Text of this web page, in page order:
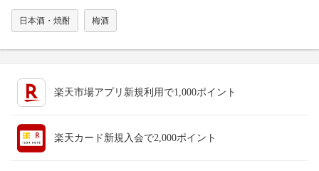
日本酒・焼酎 梅酒
楽天市場アプリ新規利用で1,000ポイント
楽天カード新規入会で2,000ポイント